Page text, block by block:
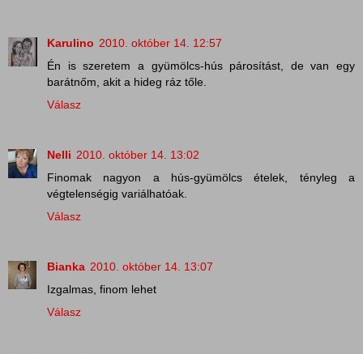
Karulino 2010. október 14. 12:57
Én is szeretem a gyümölcs-hús párosítást, de van egy
barátnőm, akit a hideg ráz tőle.
Válasz
Nelli 2010. október 14. 13:02
Finomak nagyon a hús-gyümölcs ételek, tényleg a
végtelenségig variálhatóak.
Válasz
Bianka 2010. október 14. 13:07
Izgalmas, finom lehet
Válasz